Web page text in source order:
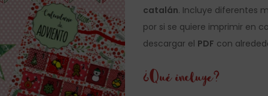
catalán. Incluye diferentes
por si se quiere imprimir en
descargar el PDF con
¿Qué incluye?